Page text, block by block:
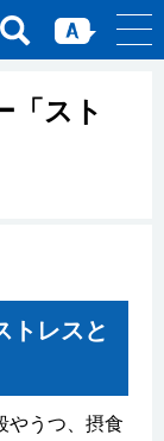
「スト
トレスと
やうつ、摂食